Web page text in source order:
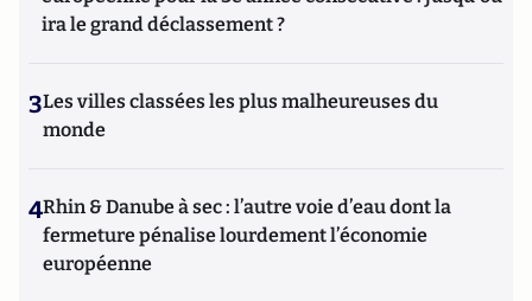
ira le grand déclassement ?
3Les villes classées les plus malheureuses du
monde
4Rhin & Danube à sec : l’autre voie d’eau dont la
fermeture pénalise lourdement l’économie
européenne